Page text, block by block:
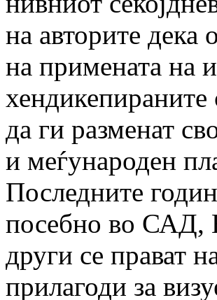
на авторите дека
на примената на
да ги разменат
и меѓународен
Последните
посебно во САД,
други се прават
прилагоди за